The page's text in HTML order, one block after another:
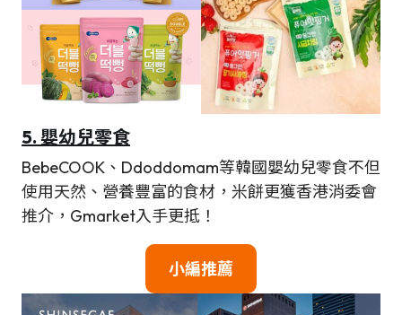
5. 嬰幼兒零食
BebeCOOK、Ddoddomam等韓國嬰幼兒零食不但
使用天然、營養豐富的食材，米餅更獲香港消委會
推介，Gmarket入手更抵！
小編推薦